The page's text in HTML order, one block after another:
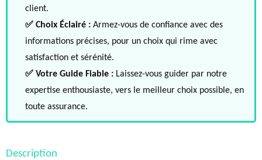
client.
✅ Choix Éclairé : Armez-vous de confiance avec des
informations précises, pour un choix qui rime avec
satisfaction et sérénité.
✅ Votre Guide Fiable : Laissez-vous guider par notre
expertise enthousiaste, vers le meilleur choix possible, en
toute assurance.
Description